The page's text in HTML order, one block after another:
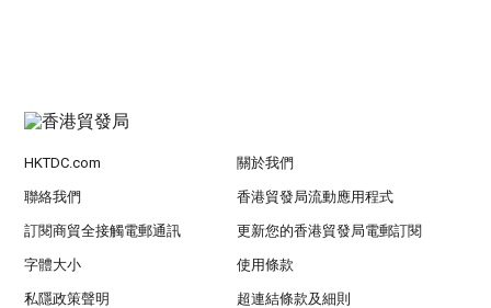
HKTDC.com 關於我們
聯絡我們 香港貿發局流動應用程式
訂閱商貿全接觸電郵通訊 更新您的香港貿發局電郵訂閱
字體大小 使用條款
私隱政策聲明 超連結條款及細則